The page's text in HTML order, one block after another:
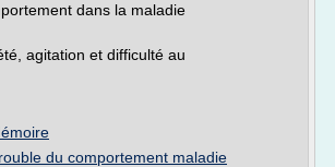
dans la maladie
agitation et difficulté au
du comportement maladie